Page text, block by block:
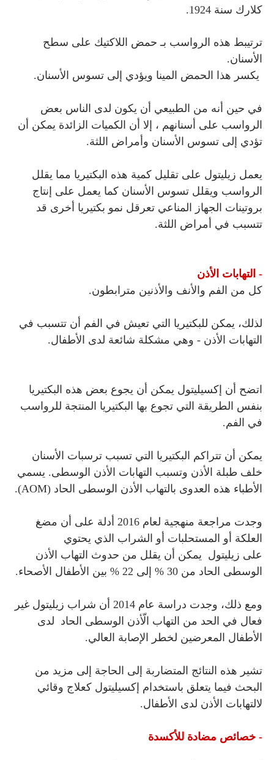
كلارك سنة 1924.
ترتيبط هذه الرواسب بـ حمض اللاكتيك على سطح
الأسنان.
يكسر هذا الحمض المينا ويؤدي إلى تسوس الأسنان.
في حين أنه من الطبيعي أن يكون لدى الناس بعض
الرواسب على أسنانهم ، إلا أن الكميات الزائدة يمكن أن
تؤدي إلى تسوس الأسنان وأمراض اللثة.
يعمل زيليتول على تقليل كمية هذه البكتيريا مما يقلل
الرواسب ويقلل تسوس الأسنان كما يعمل على إنتاج
بروتينات الجهاز المناعي تعرقل نمو بكتيريا أخرى قد
تتسبب في أمراض اللثة.
- التهابات الأذن
كل من الفم والأنف والأذنين مترابطون.
لذلك، يمكن للبكتيريا التي تعيش في الفم أن تتسبب في
التهابات الأذن - وهي مشكلة شائعة لدى الأطفال.
اتضح أن إكسيليتول يمكن أن يجوع بعض هذه البكتيريا
بنفس الطريقة التي تجوع بها البكتيريا المنتجة للرواسب
في الفم.
يمكن أن تتراكم البكتيريا التي تسبب ترسبات الأسنان
خلف طبلة الأذن وتسبب التهابات الأذن الوسطى. يسمي
الأطباء هذه العدوى بالتهاب الأذن الوسطى الحاد (AOM).
وجدت مراجعة منهجية لعام 2016 أدلة على أن مضغ
العلكة أو المستحلبات أو الشراب الذي يحتوي
على زيليتول يمكن أن يقلل من حدوث التهاب الأذن
الوسطى الحاد من 30 % إلى 22 % بين الأطفال الأصحاء.
ومع ذلك، وجدت دراسة عام 2014 أن شراب زيليتول
غير
فعال في الحد من التهاب الّأذن الوسطى الحاد لدى
الأطفال المعرضين لخطر الإصابة العالي.
تشير هذه النتائج المتضاربة إلى الحاجة إلى مزيد من
البحث فيما يتعلق باستخدام إكسيليتول كعلاج وقائي
لالتهابات الأذن لدى الأطفال.
- خصائص مضادة للأكسدة